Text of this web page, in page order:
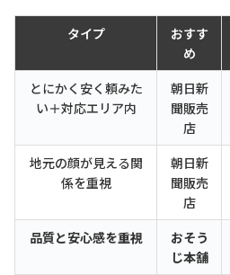
タイプ
おすす
め
とにかく安く頼みた
い＋対応エリア内
朝日新
聞販売
店
地元の顔が見える関
係を重視
朝日新
聞販売
店
品質と安心感を重視
おそう
じ本舗